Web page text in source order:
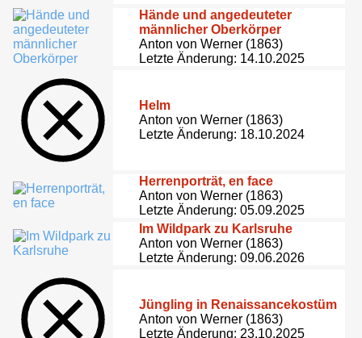
Hände und angedeuteter
männlicher Oberkörper
Anton von Werner (1863)
Letzte Änderung: 14.10.2025
Helm
Anton von Werner (1863)
Letzte Änderung: 18.10.2024
Herrenporträt, en face
Anton von Werner (1863)
Letzte Änderung: 05.09.2025
Im Wildpark zu Karlsruhe
Anton von Werner (1863)
Letzte Änderung: 09.06.2026
Jüngling in Renaissancekostüm
Anton von Werner (1863)
Letzte Änderung: 23.10.2025